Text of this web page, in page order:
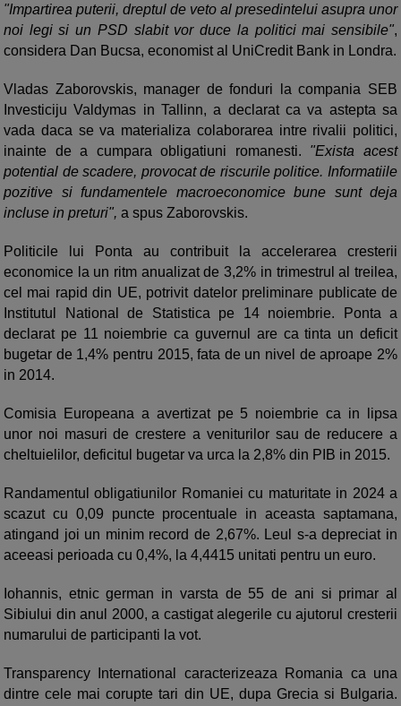
"Impartirea puterii, dreptul de veto al presedintelui asupra unor
noi legi si un PSD slabit vor duce la politici mai sensibile",
considera Dan Bucsa, economist al UniCredit Bank in Londra.
Vladas Zaborovskis, manager de fonduri la compania SEB
Investiciju Valdymas in Tallinn, a declarat ca va astepta sa
vada daca se va materializa colaborarea intre rivalii politici,
inainte de a cumpara obligatiuni romanesti. "Exista acest
potential de scadere, provocat de riscurile politice. Informatiile
pozitive si fundamentele macroeconomice bune sunt deja
incluse in preturi", a spus Zaborovskis.
Politicile lui Ponta au contribuit la accelerarea cresterii
economice la un ritm anualizat de 3,2% in trimestrul al treilea,
cel mai rapid din UE, potrivit datelor preliminare publicate de
Institutul National de Statistica pe 14 noiembrie. Ponta a
declarat pe 11 noiembrie ca guvernul are ca tinta un deficit
bugetar de 1,4% pentru 2015, fata de un nivel de aproape 2%
in 2014.
Comisia Europeana a avertizat pe 5 noiembrie ca in lipsa
unor noi masuri de crestere a veniturilor sau de reducere a
cheltuielilor, deficitul bugetar va urca la 2,8% din PIB in 2015.
Randamentul obligatiunilor Romaniei cu maturitate in 2024 a
scazut cu 0,09 puncte procentuale in aceasta saptamana,
atingand joi un minim record de 2,67%. Leul s-a depreciat in
aceeasi perioada cu 0,4%, la 4,4415 unitati pentru un euro.
Iohannis, etnic german in varsta de 55 de ani si primar al
Sibiului din anul 2000, a castigat alegerile cu ajutorul cresterii
numarului de participanti la vot.
Transparency International caracterizeaza Romania ca una
dintre cele mai corupte tari din UE, dupa Grecia si Bulgaria.